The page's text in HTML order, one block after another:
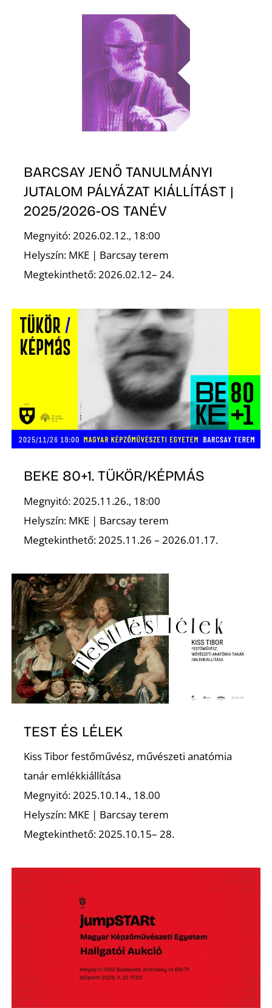
BARCSAY JENŐ TANULMÁNYI
JUTALOM PÁLYÁZAT KIÁLLÍTÁST |
2025/2026-OS TANÉV
Megnyitó: 2026.02.12., 18:00
Helyszín: MKE | Barcsay terem
Megtekinthető: 2026.02.12– 24.
BEKE 80+1. TÜKÖR/KÉPMÁS
Megnyitó: 2025.11.26., 18:00
Helyszín: MKE | Barcsay terem
Megtekinthető: 2025.11.26 – 2026.01.17.
TEST ÉS LÉLEK
Kiss Tibor festőművész, művészeti anatómia
tanár emlékkiállítása
Megnyitó: 2025.10.14., 18.00
Helyszín: MKE | Barcsay terem
Megtekinthető: 2025.10.15– 28.